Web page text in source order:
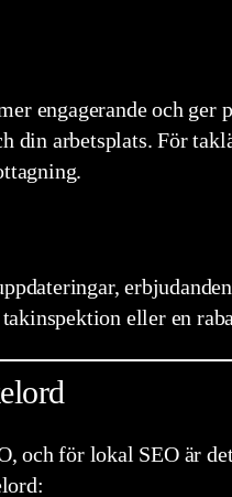
engagerande och
din arbetsplats. För
eller en
och för lokal SEO är